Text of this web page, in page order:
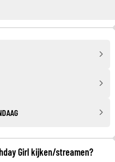
Girl kijken/streamen?